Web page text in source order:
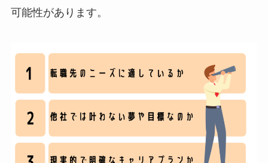
可能性があります。